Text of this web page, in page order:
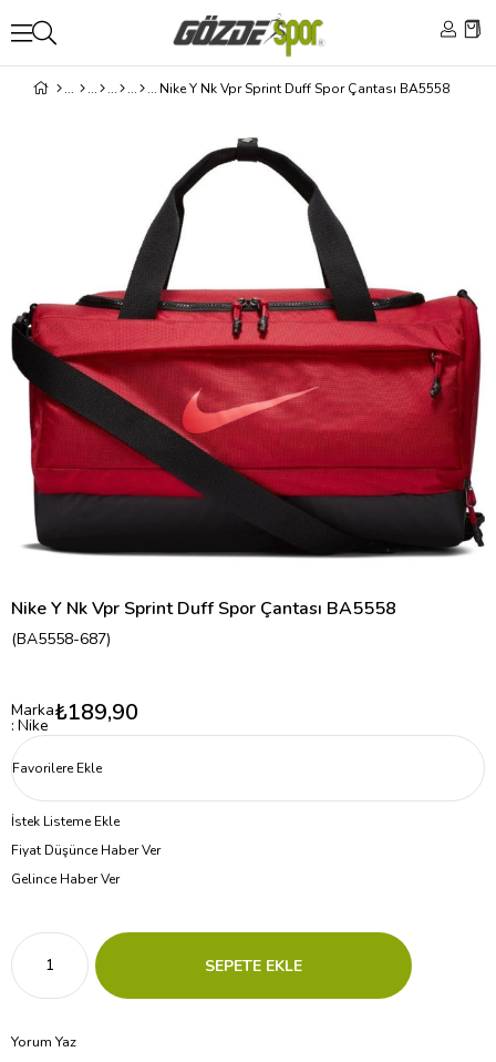
Nike Y Nk Vpr Sprint Duff Spor Çantası BA5558
Nike Y Nk Vpr Sprint Duff Spor Çantası BA5558
(BA5558-687)
Marka
: Nike ₺189,90
Favorilere Ekle
İstek Listeme Ekle
Fiyat Düşünce Haber Ver
Gelince Haber Ver
Yorum Yaz